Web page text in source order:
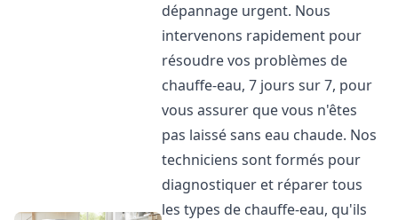
dépannage urgent. Nous
intervenons rapidement pour
résoudre vos problèmes de
chauffe-eau, 7 jours sur 7, pour
vous assurer que vous n'êtes
pas laissé sans eau chaude. Nos
techniciens sont formés pour
diagnostiquer et réparer tous
les types de chauffe-eau, qu'ils